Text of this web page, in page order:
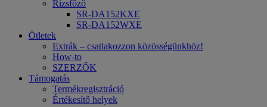
Rizsfőző
SR-DA152KXE
SR-DA152WXE
Ötletek
Extrák – csatlakozzon közösségünkhöz!
How-to
SZERZŐK
Támogatás
Termékregisztráció
Értékesítő helyek